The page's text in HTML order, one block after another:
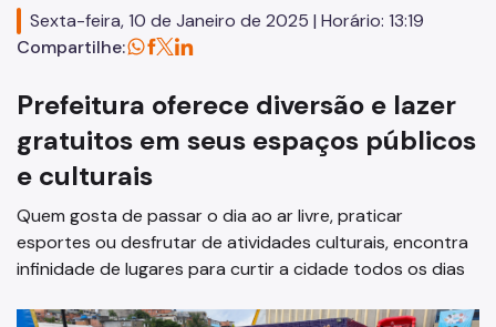
Sexta-feira, 10 de Janeiro de 2025 | Horário: 13:19
Compartilhe:
Prefeitura oferece diversão e lazer
gratuitos em seus espaços públicos
e culturais
Quem gosta de passar o dia ao ar livre, praticar
esportes ou desfrutar de atividades culturais, encontra
infinidade de lugares para curtir a cidade todos os dias